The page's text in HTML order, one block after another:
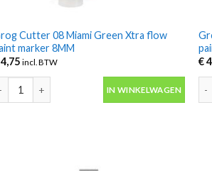
Cutter 08 Miami Green Xtra flow
marker 8MM
4,75 incl. BTW
Cutter 08 Miami Green Xtra flow paint
IN WINKELWAGEN
€